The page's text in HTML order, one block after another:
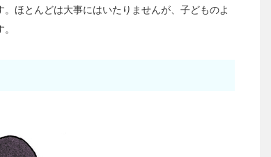
ほとんどは大事にはいたりませんが、子どものよ